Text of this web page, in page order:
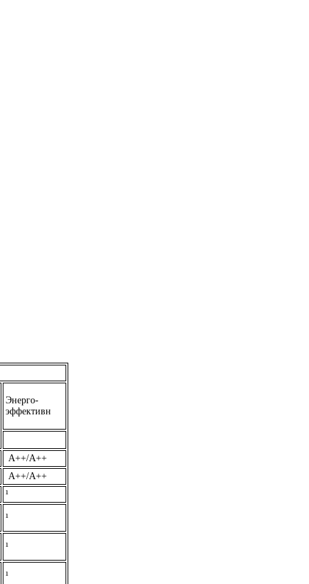
Энерго-
эффективн
А++/А++
А++/А++
¹
¹
¹
¹